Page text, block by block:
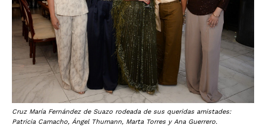
Cruz María Fernández de Suazo rodeada de sus queridas amistades:
Patricia Camacho, Ángel Thumann, Marta Torres y Ana Guerrero.